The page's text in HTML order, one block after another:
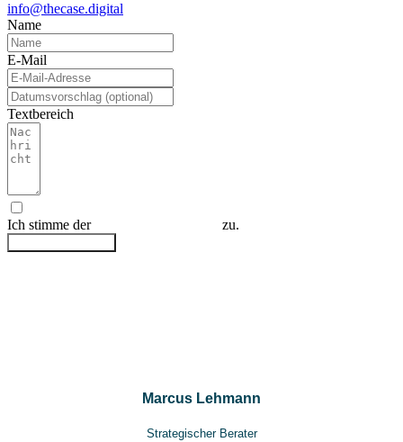
info@thecase.digital
Name
E-Mail
Textbereich
Ich stimme der zu.
Marcus Lehmann
Strategischer Berater